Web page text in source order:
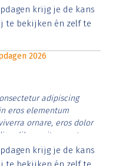
id rutrum lorem
tristique posuere.
krijg je de kans
te bekijken én zelf te
2026
adipiscing
eros elementum
ornare, eros dolor
libero vitae erat.
id rutrum lorem
tristique posuere.
krijg je de kans